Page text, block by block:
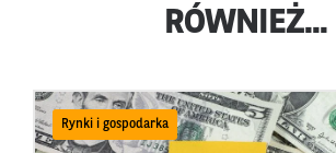
RÓWNIEŻ...
Rynki i gospodarka